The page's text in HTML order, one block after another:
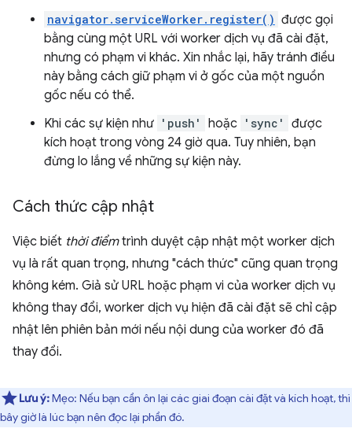
navigator.serviceWorker.register() được gọi
bằng cùng một URL với worker dịch vụ đã cài đặt,
nhưng có phạm vi khác. Xin nhắc lại, hãy tránh điều
này bằng cách giữ phạm vi ở gốc của một nguồn
gốc nếu có thể.
Khi các sự kiện như 'push' hoặc 'sync'
được
kích hoạt trong vòng 24 giờ qua. Tuy nhiên, bạn
đừng lo lắng về những sự kiện này.
Cách thức cập nhật
Việc biết thời điểmtrình duyệt cập nhật một worker dịch
vụ là rất quan trọng, nhưng "cách thức" cũng quan trọng
không kém. Giả sử URL hoặc phạm vi của worker dịch vụ
không thay đổi, worker dịch vụ hiện đã cài đặt sẽ chỉ cập
nhật lên phiên bản mới nếu nội dung của worker đó đã
thay đổi.
Lưu ý:Mẹo: Nếu bạn cần ôn lại các giai đoạn cài đặt và kích hoạt, thì
bây giờ là lúc bạn nên đọc lại phần đó.